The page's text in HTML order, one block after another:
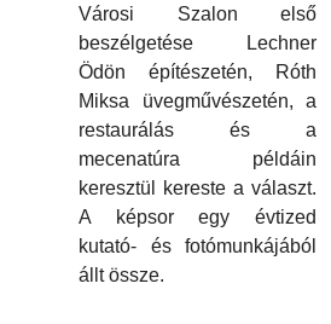
Városi Szalon első
beszélgetése Lechner
Ödön építészetén, Róth
Miksa üvegművészetén, a
restaurálás és a
mecenatúra példáin
keresztül kereste a választ.
A képsor egy évtized
kutató- és fotómunkájából
állt össze.